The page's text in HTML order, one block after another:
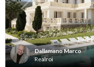
1/11
Dallamano Marco
Realroi